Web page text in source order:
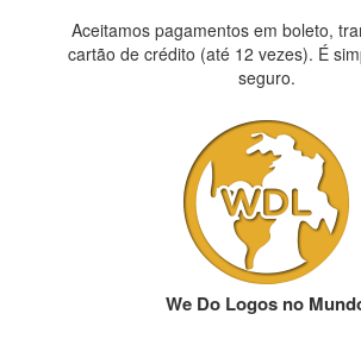
Aceitamos pagamentos em boleto,
cartão de crédito (até 12 vezes). É
seguro.
We Do Logos no